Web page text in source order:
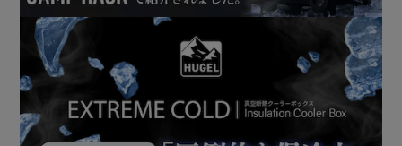
ことで、高い断熱性と持続する保冷力を実現。
◆大容量60L
たっぷり詰め込める60Lサイズ。
家族や大人数でのキャンピングに最適です。
◆ハンドル・キャスター付き